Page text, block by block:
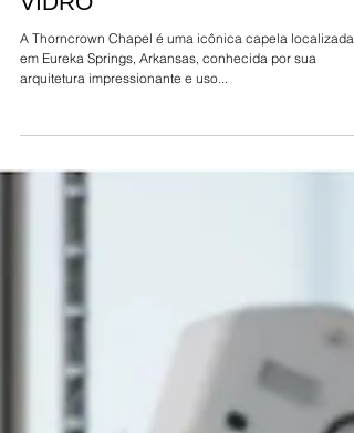
IGREJA ESTRUTURADA EM
VIDRO
A Thorncrown Chapel é uma icônica capela localizada